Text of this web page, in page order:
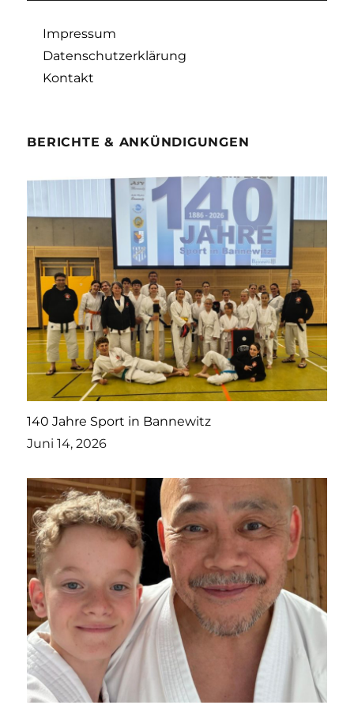
Impressum
Datenschutzerklärung
Kontakt
BERICHTE & ANKÜNDIGUNGEN
140 Jahre Sport in Bannewitz
Juni 14, 2026